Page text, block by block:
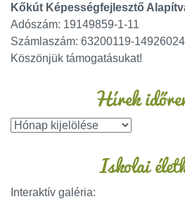
Kőkút Képességfejlesztő
Adószám: 19149859-1-11
Számlaszám: 63200119-14926024
Köszönjük támogatásukat!
Hírek
Iskolai
Interaktív galéria: